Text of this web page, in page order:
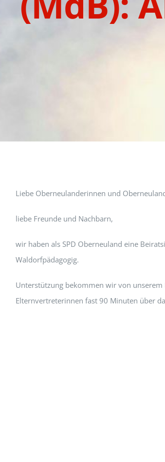
Liebe Oberneulanderinnen und
liebe Freunde und Nachbarn,
wir haben als SPD Oberneuland eine
Waldorfpädagogig.
Unterstützung bekommen wir von
Elternvertreterinnen fast 90 Minuten über